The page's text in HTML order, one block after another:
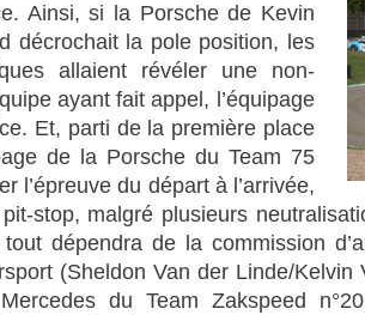
Ainsi, si la Porsche de Kevin
décrochait la pole position, les
allaient révéler une non-
ayant fait appel, l’équipage
Et, parti de la première place
de la Porsche du Team 75
l’épreuve du départ à l’arrivée,
stop, malgré plusieurs
dépendra de la commission
(Sheldon Van der Linde/
du Team Zakspeed